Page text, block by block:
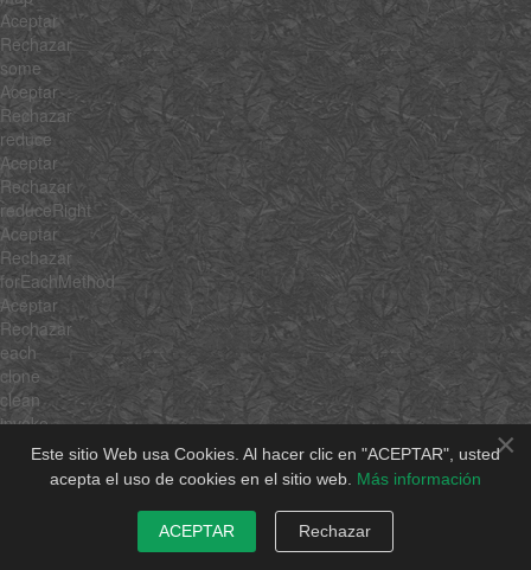
×
Este sitio Web usa Cookies. Al hacer clic en "ACEPTAR", usted
acepta el uso de cookies en el sitio web. Más información
ACEPTAR Rechazar
Aceptar
Rechazar
some
Aceptar
Rechazar
reduce
Aceptar
Rechazar
reduceRight
Aceptar
Rechazar
forEachMethod
Aceptar
Rechazar
each
clone
clean
invoke
associate